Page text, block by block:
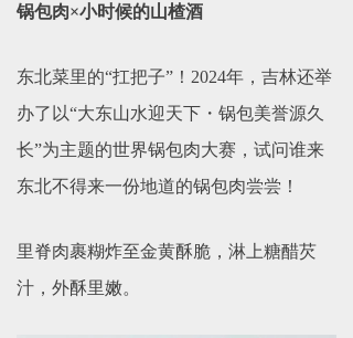
锅包肉×小时候的山楂酒
东北菜里的“扛把子”！2024年，吉林还举
办了以“大东山水迎天下・锅包美誉源久
长”为主题的世界锅包肉大赛，试问谁来
东北不得来一份地道的锅包肉尝尝！
里脊肉裹糊炸至金黄酥脆，淋上糖醋芡
汁，外酥里嫩。